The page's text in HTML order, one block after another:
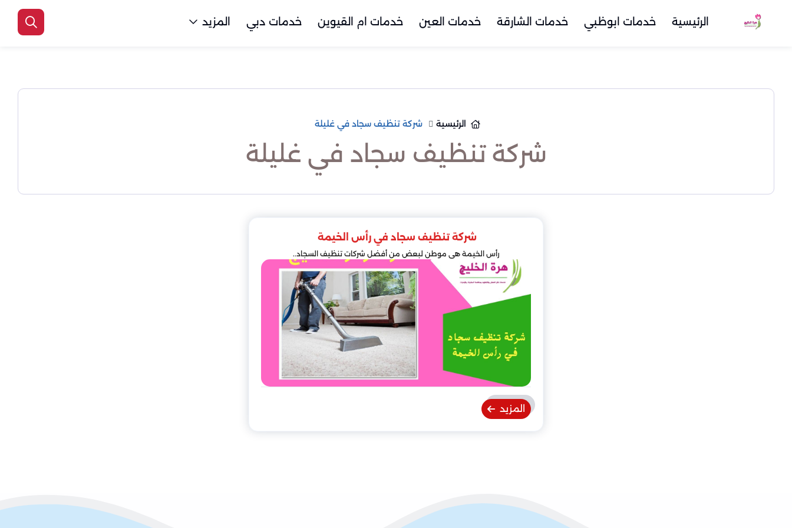
الرئيسية خدمات ابوظبي خدمات الشارقة خدمات العين خدمات ام القيوين خدمات دبي المزيد
الرئيسية شركة تنظيف سجاد في غليلة
شركة تنظيف سجاد في غليلة
شركة تنظيف سجاد في رأس الخيمة
رأس الخيمة هي موطن لبعض من أفضل شركات تنظيف السجاد..
المزيد